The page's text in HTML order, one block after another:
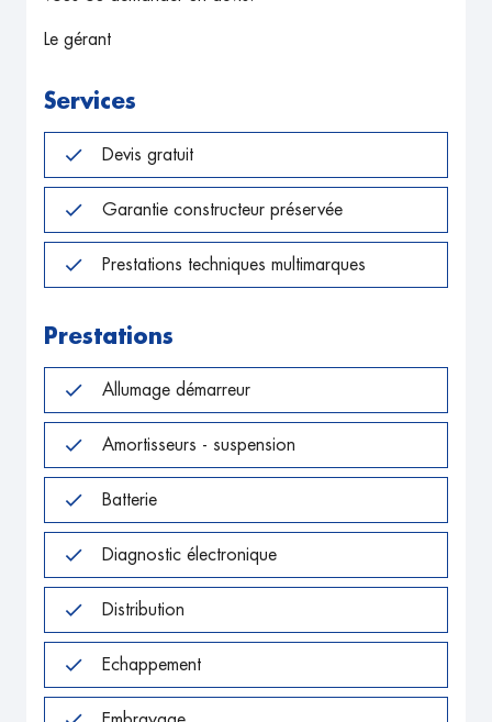
Le gérant
Services
Devis gratuit
Garantie constructeur préservée
Prestations techniques multimarques
Prestations
Allumage démarreur
Amortisseurs - suspension
Batterie
Diagnostic électronique
Distribution
Echappement